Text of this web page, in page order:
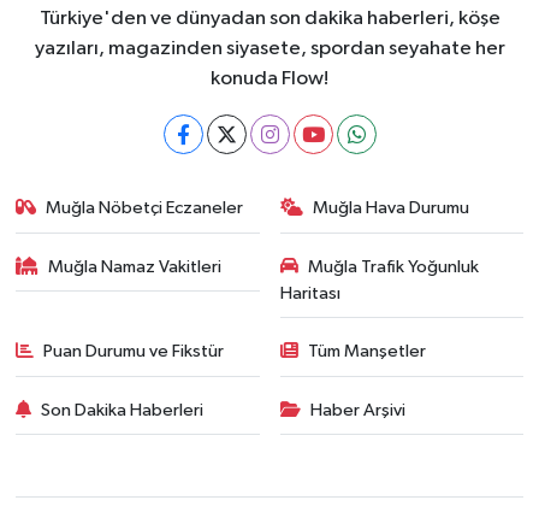
Türkiye'den ve dünyadan son dakika haberleri, köşe
yazıları, magazinden siyasete, spordan seyahate her
konuda Flow!
Muğla Nöbetçi Eczaneler Muğla Hava Durumu
Muğla Namaz Vakitleri
Muğla Trafik Yoğunluk
Haritası
Puan Durumu ve Fikstür Tüm Manşetler
Son Dakika Haberleri Haber Arşivi